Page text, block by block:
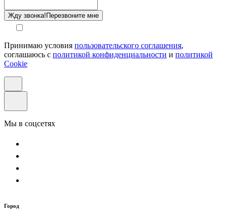
Способ оплаты
Жду звонка! Перезвоните мне
Принимаю условия пользовательского соглашения,
соглашаюсь с политикой конфиденциальности и политикой
Cookie
Мы в соцсетях
Город